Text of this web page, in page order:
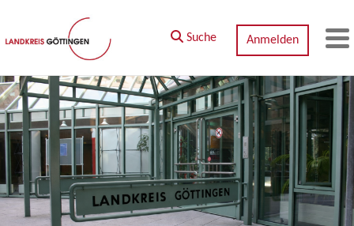
Zum Hauptinhalt springen
Suche Anmelden